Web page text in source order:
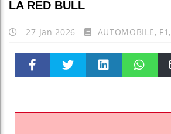
LA RED BULL
27 Jan 2026 AUTOMOBILE, F1 ,
k pt